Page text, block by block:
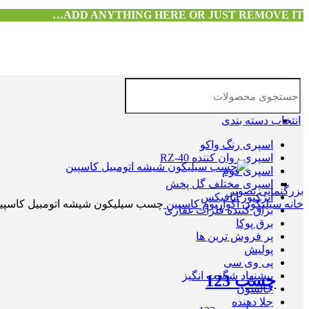
ADD ANYTHING HERE OR JUST REMOVE IT…
انتخاب دسته بندی
اسپری رنگ واکو
اسپری روان کننده RZ-40
اسپری فوم
اسپری مختلف گل پخش
انژکتور اتافیکس
براق کننده فلزات غفاری
برق پوکا
پر فروش ترین ها
پولیش
پی وی سی
پیشنهاد شگفت انگیز
جانسون
جلا دهنده
چسب 123
بزرگنمایی تصویر
خانه سیلیکون اکواریومکاسپین چسب سیلیکون شیشه اتومبیل